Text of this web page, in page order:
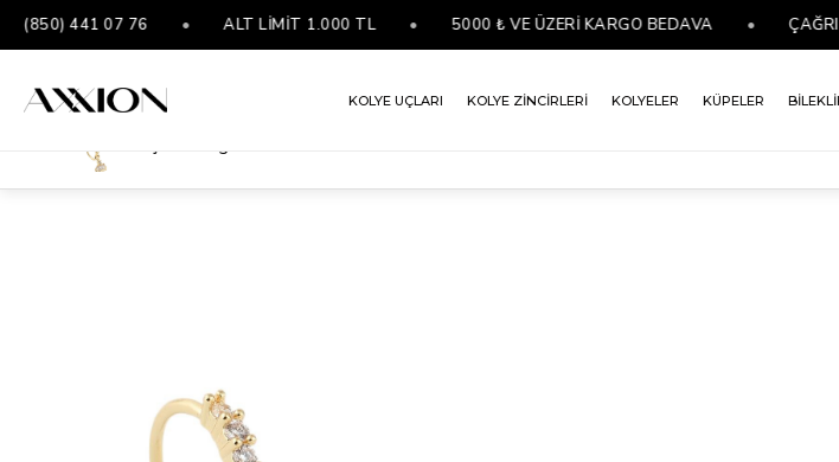
441 07 76 ALT LİMİT 1.000 TL 5000 ₺ VE ÜZERİ KARGO BEDAVA ÇAĞRI
KOLYE UÇLARI KOLYE ZİNCİRLERİ KOLYELER KÜPELER